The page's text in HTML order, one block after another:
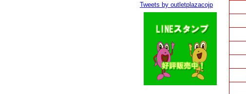
Tweets by outletplazacojp